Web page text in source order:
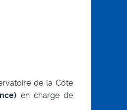
de la Côte
en charge de